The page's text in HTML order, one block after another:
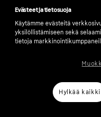
number: 556737-0431
Klarnan
Evästeet ja tietosuoja
Käytämme evästeitä
yksilöllistämiseen sekä
tietoja
Hylkää kaikki